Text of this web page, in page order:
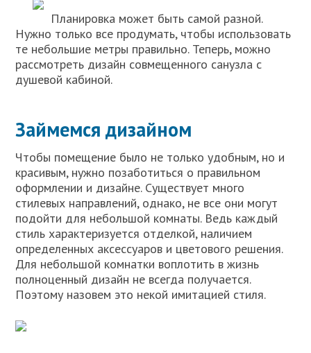
Планировка может быть самой разной.
Нужно только все продумать, чтобы использовать
те небольшие метры правильно. Теперь, можно
рассмотреть дизайн совмещенного санузла с
душевой кабиной.
Займемся дизайном
Чтобы помещение было не только удобным, но и
красивым, нужно позаботиться о правильном
оформлении и дизайне. Существует много
стилевых направлений, однако, не все они могут
подойти для небольшой комнаты. Ведь каждый
стиль характеризуется отделкой, наличием
определенных аксессуаров и цветового решения.
Для небольшой комнатки воплотить в жизнь
полноценный дизайн не всегда получается.
Поэтому назовем это некой имитацией стиля.